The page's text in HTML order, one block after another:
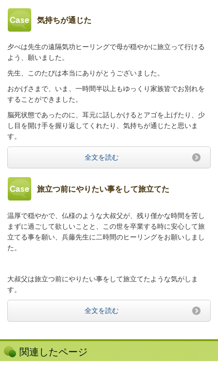
気持ちが通じた
夕べは先生の遠隔気功ヒーリングで母が穏やかに旅立って行ける
よう、願いました。
先生、このたびは本当にありがとうございました。
おかげさまで、いま、一時間半以上もゆっくり家族皆でお別れを
することができました。
脳死状態であったのに、耳元に話しかけるとアゴを上げたり、少
し目を開け手を握り返してくれたり、気持ちが通じたと思いま
す。
全文を読む
旅立つ前にやりたい事をして旅立てた
温厚で穏やかで、仏様のような大叔父が、残り僅かな時間を苦し
まずに過ごして欲しいことと、この世を卒業する時に安心して旅
立てる事を願い、兵藤先生に二時間のヒーリングをお願いしまし
た。
大叔父は旅立つ前にやりたい事をして旅立てたような気がしま
す。
全文を読む
関連したページ